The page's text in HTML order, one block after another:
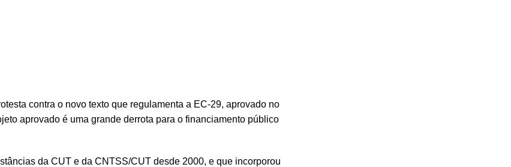
contra o novo texto que regulamenta a EC-29, aprovado no
aprovado é uma grande derrota para o financiamento público
da CUT e da CNTSS/CUT desde 2000, e que incorporou